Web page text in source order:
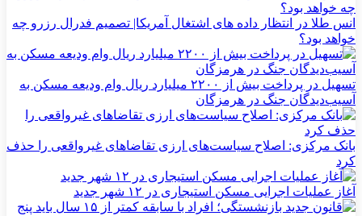
انس طلا در انتظار داده های اشتغال آمریکا| تصمیم فدرال رزرو چه
خواهد بود؟
تسهیل در پرداخت بیش از ۲۲۰۰ میلیارد ریال وام ودیعه مسکن به
آسیب‌دیدگان جنگ در هرمزگان
بانک مرکزی: اصلاح سیاست‌های ارزی تقاضاهای غیرواقعی را حذف
کرد
آغاز عملیات اجرایی مسکن استیجاری در ۱۲ شهر جدید